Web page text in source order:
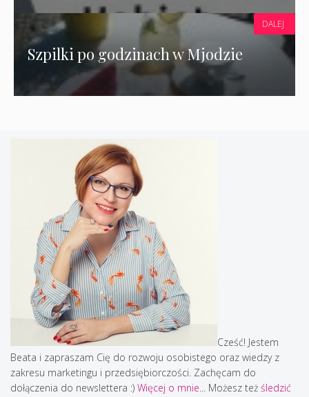
Szpilki po godzinach w Mjodzie
DALEJ
Cześć! Jestem
Beata i zapraszam Cię do rozwoju osobistego oraz wiedzy z
zakresu marketingu i przedsiębiorczości. Zachęcam do
dołączenia do newslettera :) Więcej o mnie... Możesz też śledzić